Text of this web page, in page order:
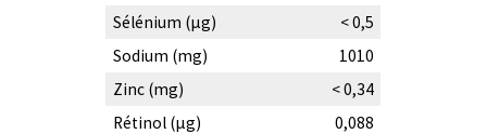
Sélénium (µg)
< 0,5
Sodium (mg)
1010
Zinc (mg)
< 0,34
Rétinol (µg)
0,088